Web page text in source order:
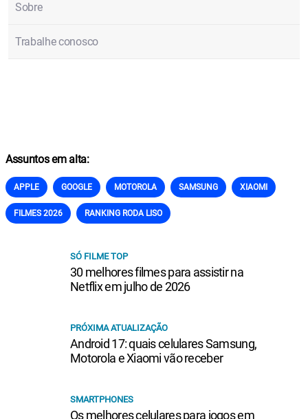
Sobre
Trabalhe conosco
Assuntos em alta:
APPLE GOOGLE MOTOROLA SAMSUNG XIAOMI
FILMES 2026 RANKING RODA LISO
SÓ FILME TOP
30 melhores filmes para assistir na
Netflix em julho de 2026
PRÓXIMA ATUALIZAÇÃO
Android 17: quais celulares Samsung,
Motorola e Xiaomi vão receber
SMARTPHONES
Os melhores celulares para jogos em